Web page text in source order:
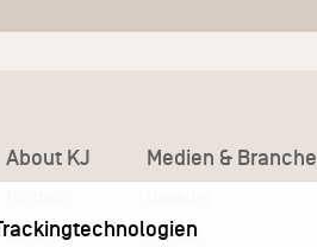
About KJ
KJ60
Medien & Branche
Presse